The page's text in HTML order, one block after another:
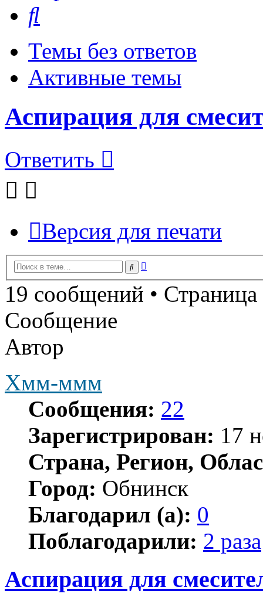
Темы без ответов
Активные темы
Аспирация для
Ответить
Версия для печати
Поиск
19 сообщений • Страница
Сообщение
Автор
Хмм-ммм
Сообщения: 22
Зарегистрирован: 17
Страна, Регион,
Город: Обнинск
Благодарил (а): 0
Поблагодарили: 2 раза
Аспирация для